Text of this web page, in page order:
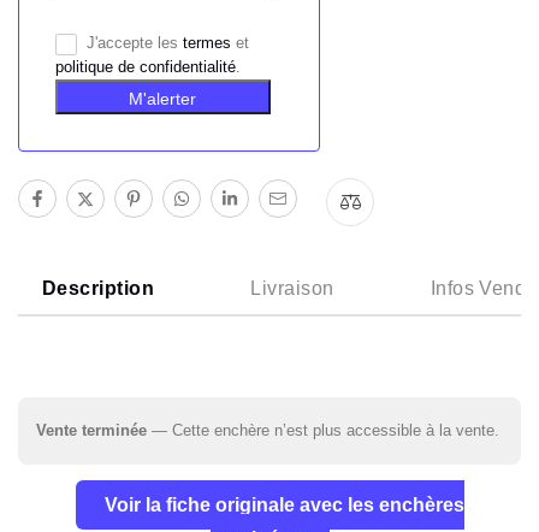
J'accepte les termes et
politique de confidentialité.
M'alerter
Description Livraison Infos
Vente terminée — Cette enchère n’est plus accessible à la vente.
Voir la fiche originale avec les enchères